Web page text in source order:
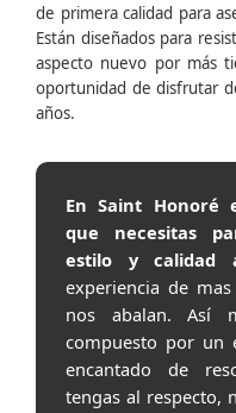
de primera calidad para
Están diseñados para
aspecto nuevo por más
oportunidad de disfrutar
años.
En Saint Honoré
que necesitas
estilo y calidad
experiencia de
nos abalan. Así
compuesto por un
encantado de
tengas al respecto,